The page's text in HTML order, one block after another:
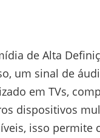
de Alta
um sinal de
em TVs,
dispositivos
isso